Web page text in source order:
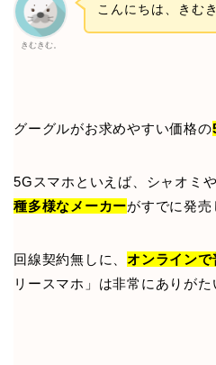
きむきむ。
こんにちは、きむ
グーグルがお求めやすい価格の
5Gスマホといえば、シャオミ
種多様なメーカーがすでに発売
回線契約無しに、オンラインで
リースマホ」は非常にありがた